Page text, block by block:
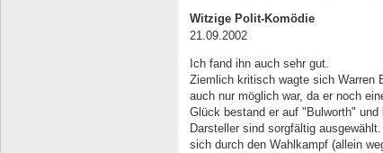
Witzige Polit-Komödie
21.09.2002
Ich fand ihn auch sehr gut.
Ziemlich kritisch wagte sich Warren
auch nur möglich war, da er noch
Glück bestand er auf "Bulworth"
Darsteller sind sorgfältig
sich durch den Wahlkampf (allein